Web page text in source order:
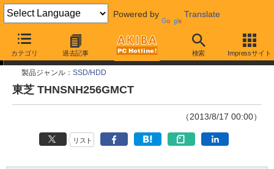
Powered by Translate
カテゴリ 過去記事 検索 Impressサイト
今週見つけた新製品
製品ジャンル： SSD/HDD
東芝 THNSNH256GMCT
（2013/8/17 00:00）
リスト